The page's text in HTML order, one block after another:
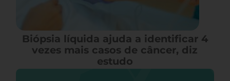
Biópsia líquida ajuda a identificar 4
vezes mais casos de câncer, diz
estudo